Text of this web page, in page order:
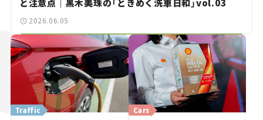
と注意点｜黒木美珠の「ときめく洗車日和」vol.03
2026.06.05
Traffic Cars